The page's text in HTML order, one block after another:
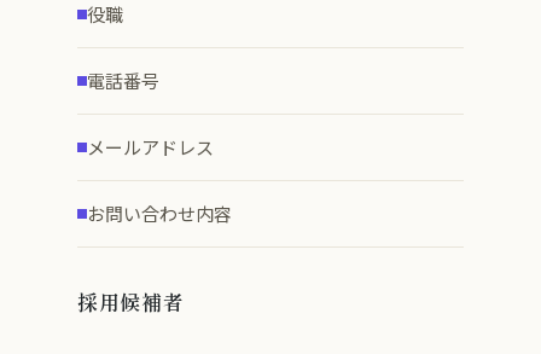
役職
電話番号
メールアドレス
お問い合わせ内容
採用候補者